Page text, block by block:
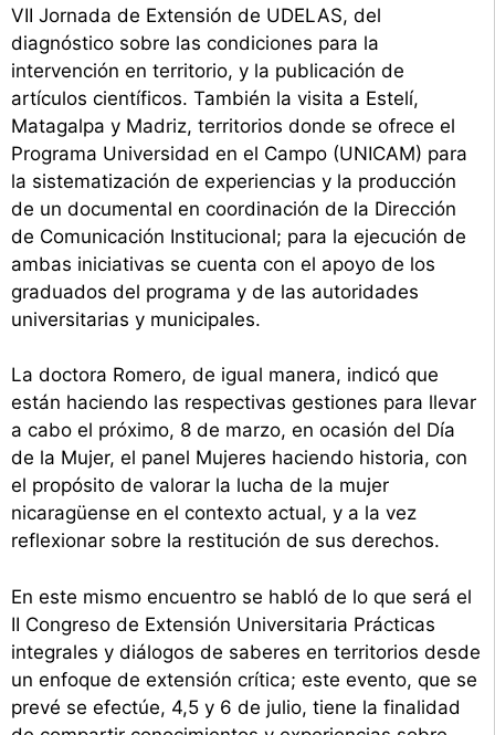
VII Jornada de Extensión de UDELAS, del
diagnóstico sobre las condiciones para la
intervención en territorio, y la publicación de
artículos científicos. También la visita a Estelí,
Matagalpa y Madriz, territorios donde se ofrece el
Programa Universidad en el Campo (UNICAM) para
la sistematización de experiencias y la producción
de un documental en coordinación de la Dirección
de Comunicación Institucional; para la ejecución de
ambas iniciativas se cuenta con el apoyo de los
graduados del programa y de las autoridades
universitarias y municipales.
La doctora Romero, de igual manera, indicó que
están haciendo las respectivas gestiones para llevar
a cabo el próximo, 8 de marzo, en ocasión del Día
de la Mujer, el panel Mujeres haciendo historia, con
el propósito de valorar la lucha de la mujer
nicaragüense en el contexto actual, y a la vez
reflexionar sobre la restitución de sus derechos.
En este mismo encuentro se habló de lo que será el
II Congreso de Extensión Universitaria Prácticas
integrales y diálogos de saberes en territorios desde
un enfoque de extensión crítica; este evento, que se
prevé se efectúe, 4,5 y 6 de julio, tiene la finalidad